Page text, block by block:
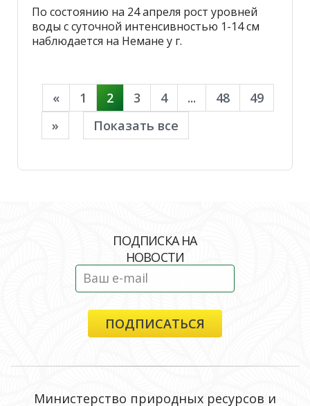
По состоянию на 24 апреля рост уровней
воды с суточной интенсивностью 1-14 см
наблюдается на Немане у г.
« 1 2 3 4 ... 48
49
»
Показать все
ПОДПИСКА НА
НОВОСТИ
Министерство природных ресурсов и